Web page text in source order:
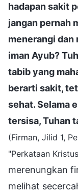
hadapan sakit
jangan pernah
menerangi dan
iman Ayub?
tabib yang
berarti sakit,
sehat. Selama
tersisa, Tuhan
(Firman, Jilid 1,
"Perkataan
merenungkan
melihat